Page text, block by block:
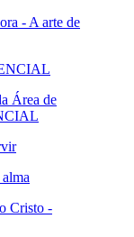
- A arte de
Área de
Cristo -